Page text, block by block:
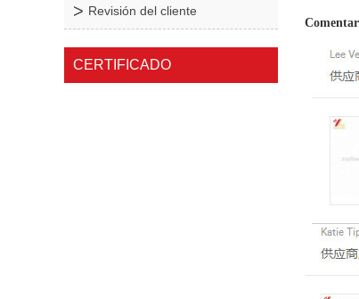
Revisión del cliente
CERTIFICADO